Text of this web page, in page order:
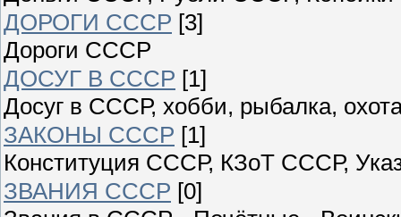
ДОРОГИ СССР [3]
Дороги СССР
ДОСУГ В СССР [1]
Досуг в СССР, хобби, рыбалка,
ЗАКОНЫ СССР [1]
Конституция СССР, КЗоТ СССР,
ЗВАНИЯ СССР [0]